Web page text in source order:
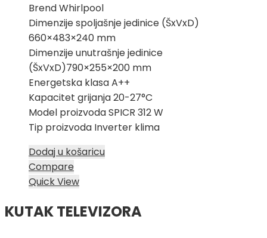
bila
je:
829,00 KM.
699,00 KM.
Brend Whirlpool
Dimenzije spoljašnje jedinice (ŠxVxD)
660×483×240 mm
Dimenzije unutrašnje jedinice
(ŠxVxD)790×255×200 mm
Energetska klasa A++
Kapacitet grijanja 20-27°C
Model proizvoda SPICR 312 W
Tip proizvoda Inverter klima
Dodaj u košaricu
Compare
Quick View
KUTAK TELEVIZORA